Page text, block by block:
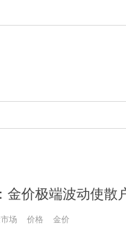
金价极端波动使散
场 价格 金价